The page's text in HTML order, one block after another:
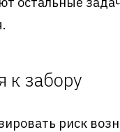
к забору
риск